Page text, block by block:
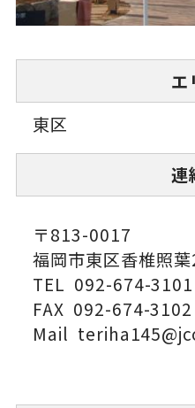
エ
東区
連
〒813-0017
福岡市東区香椎照
TEL 092-674-3101
FAX 092-674-3102
Mail